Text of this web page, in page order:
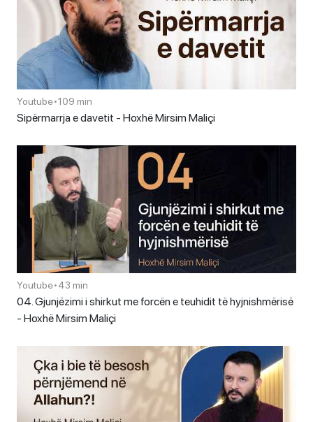
Youtube•109 min
Sipërmarrja e davetit - Hoxhë Mirsim Maliçi
Youtube•43 min
04. Gjunjëzimi i shirkut me forcën e teuhidit të hyjnishmërisë
- Hoxhë Mirsim Maliçi